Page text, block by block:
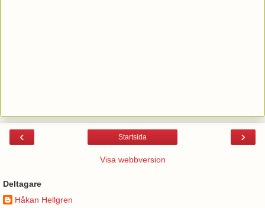
‹ ›
Startsida
Visa webbversion
Deltagare
Håkan Hellgren